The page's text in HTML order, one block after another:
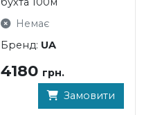
Немає
Бренд: UA
4180 грн.
Замовити